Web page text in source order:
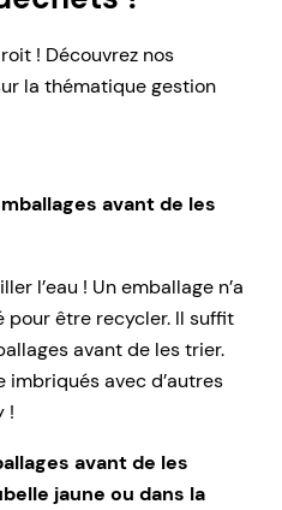
! Découvrez nos
la thématique gestion
avant de les
l’eau ! Un emballage n’a
pour être recycler. Il suffit
avant de les trier.
imbriqués avec d’autres
!
avant de les
jaune ou dans la